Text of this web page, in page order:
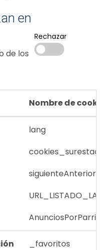
en
de los
Rechazar
Nombre de
lang
cookies_surestao
siguienteAnterior
_favoritos